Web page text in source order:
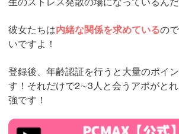
彼女たちは内緒な関係を求めているの
いですよ！
登録後、年齢認証を行うと大量のポイ
す！それだけで2∼3人と会うアポがと
強です！
https://pcmax.jp/lp/?